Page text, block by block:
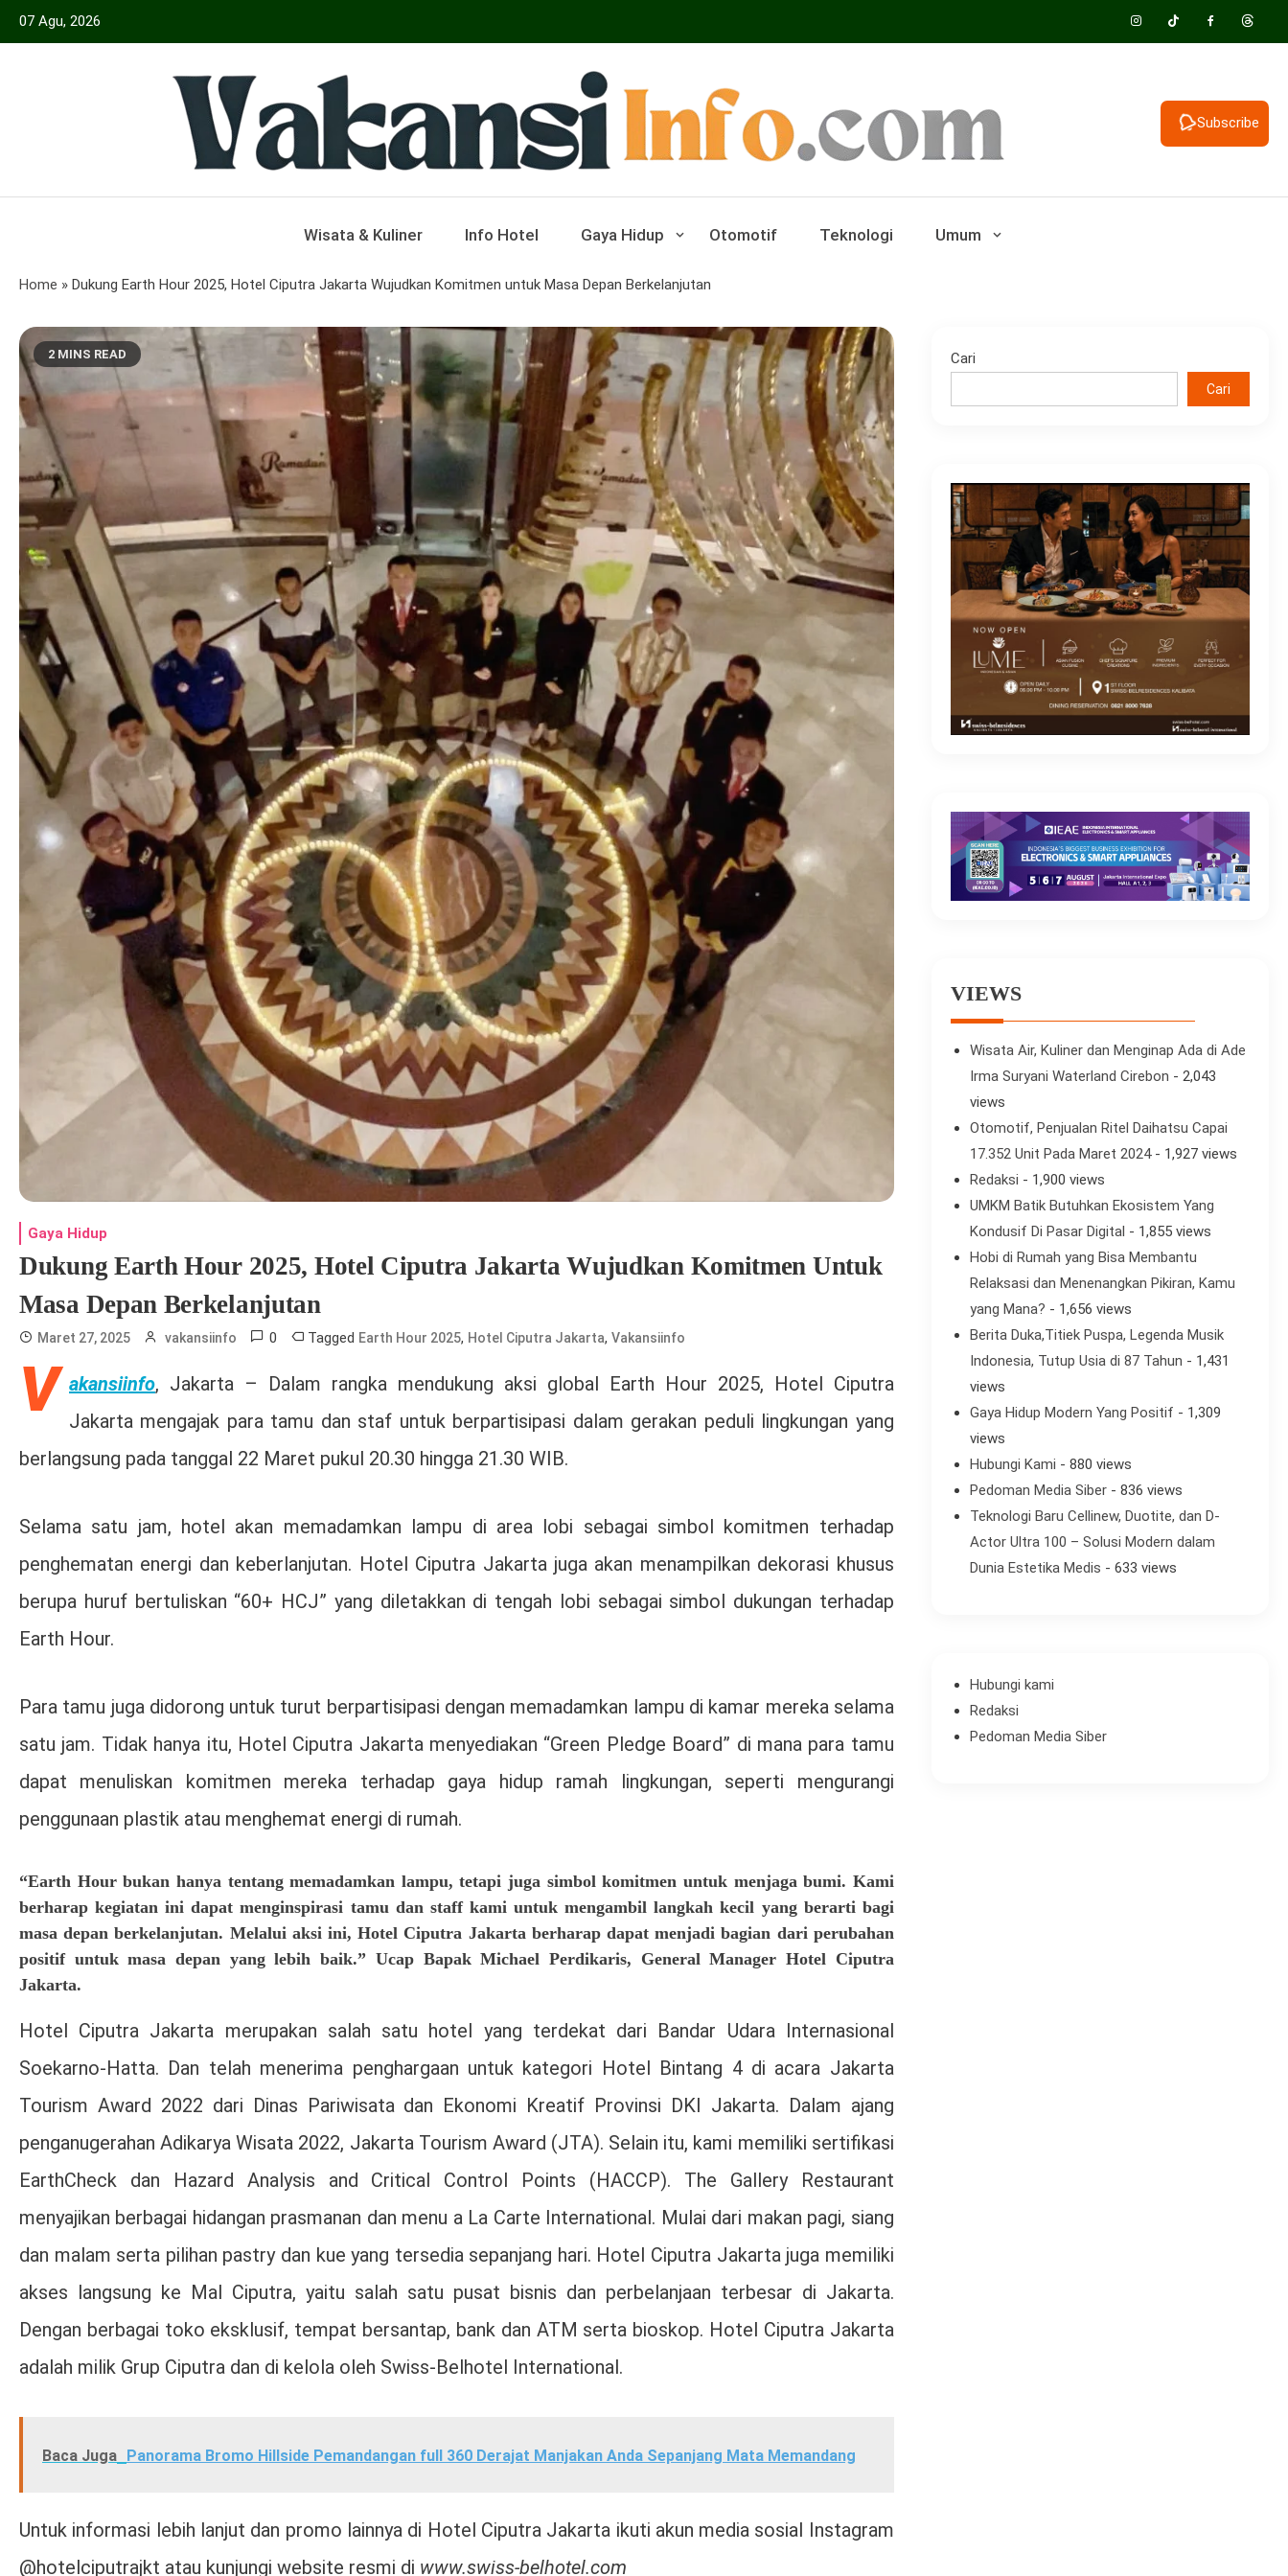
Skip
07 Agu, 2026
Vakansiinfo
Subscribe
Wisata & Kuliner Info Hotel Gaya Hidup Otomotif Teknologi Umum
Home » Dukung Earth Hour 2025, Hotel Ciputra Jakarta Wujudkan Komitmen untuk Masa Depan Berkelanjutan
2 MINS READ
Gaya Hidup
Dukung Earth Hour 2025, Hotel Ciputra Jakarta Wujudkan Komitmen Untuk
Masa Depan Berkelanjutan
Maret 27, 2025 vakansiinfo 0 Tagged Earth Hour 2025, Hotel Ciputra Jakarta, Vakansiinfo
V akansiinfo, Jakarta – Dalam rangka mendukung aksi global Earth Hour 2025, Hotel Ciputra
Jakarta mengajak para tamu dan staf untuk berpartisipasi dalam gerakan peduli lingkungan yang
berlangsung pada tanggal 22 Maret pukul 20.30 hingga 21.30 WIB.
Selama satu jam, hotel akan memadamkan lampu di area lobi sebagai simbol komitmen terhadap
penghematan energi dan keberlanjutan. Hotel Ciputra Jakarta juga akan menampilkan dekorasi khusus
berupa huruf bertuliskan “60+ HCJ” yang diletakkan di tengah lobi sebagai simbol dukungan terhadap
Earth Hour.
Para tamu juga didorong untuk turut berpartisipasi dengan memadamkan lampu di kamar mereka selama
satu jam. Tidak hanya itu, Hotel Ciputra Jakarta menyediakan “Green Pledge Board” di mana para tamu
dapat menuliskan komitmen mereka terhadap gaya hidup ramah lingkungan, seperti mengurangi
penggunaan plastik atau menghemat energi di rumah.
“Earth Hour bukan hanya tentang memadamkan lampu, tetapi juga simbol komitmen untuk menjaga bumi. Kami
berharap kegiatan ini dapat menginspirasi tamu dan staff kami untuk mengambil langkah kecil yang berarti bagi
masa depan berkelanjutan. Melalui aksi ini, Hotel Ciputra Jakarta berharap dapat menjadi bagian dari perubahan
positif untuk masa depan yang lebih baik.” Ucap Bapak Michael Perdikaris, General Manager Hotel Ciputra
Jakarta.
Hotel Ciputra Jakarta merupakan salah satu hotel yang terdekat dari Bandar Udara Internasional
Soekarno-Hatta. Dan telah menerima penghargaan untuk kategori Hotel Bintang 4 di acara Jakarta
Tourism Award 2022 dari Dinas Pariwisata dan Ekonomi Kreatif Provinsi DKI Jakarta. Dalam ajang
penganugerahan Adikarya Wisata 2022, Jakarta Tourism Award (JTA). Selain itu, kami memiliki sertifikasi
EarthCheck dan Hazard Analysis and Critical Control Points (HACCP). The Gallery Restaurant
menyajikan berbagai hidangan prasmanan dan menu a La Carte International. Mulai dari makan pagi, siang
dan malam serta pilihan pastry dan kue yang tersedia sepanjang hari. Hotel Ciputra Jakarta juga memiliki
akses langsung ke Mal Ciputra, yaitu salah satu pusat bisnis dan perbelanjaan terbesar di Jakarta.
Dengan berbagai toko eksklusif, tempat bersantap, bank dan ATM serta bioskop. Hotel Ciputra Jakarta
adalah milik Grup Ciputra dan di kelola oleh Swiss-Belhotel International.
Baca Juga Panorama Bromo Hillside Pemandangan full 360 Derajat Manjakan Anda Sepanjang Mata Memandang
Untuk informasi lebih lanjut dan promo lainnya di Hotel Ciputra Jakarta ikuti akun media sosial Instagram
@hotelciputrajkt atau kunjungi website resmi di www.swiss-belhotel.com
Cari
Cari
VIEWS
Wisata Air, Kuliner dan Menginap Ada di Ade
Irma Suryani Waterland Cirebon - 2,043
views
Otomotif, Penjualan Ritel Daihatsu Capai
17.352 Unit Pada Maret 2024- 1,927 views
Redaksi - 1,900 views
UMKM Batik Butuhkan Ekosistem Yang
Kondusif Di Pasar Digital - 1,855 views
Hobi di Rumah yang Bisa Membantu
Relaksasi dan Menenangkan Pikiran, Kamu
yang Mana? - 1,656 views
Berita Duka,Titiek Puspa, Legenda Musik
Indonesia, Tutup Usia di 87 Tahun - 1,431
views
Gaya Hidup Modern Yang Positif - 1,309
views
Hubungi Kami - 880 views
Pedoman Media Siber- 836 views
Teknologi Baru Cellinew, Duotite, dan D-
Actor Ultra 100 – Solusi Modern dalam
Dunia Estetika Medis - 633 views
Hubungi kami
Redaksi
Pedoman Media Siber